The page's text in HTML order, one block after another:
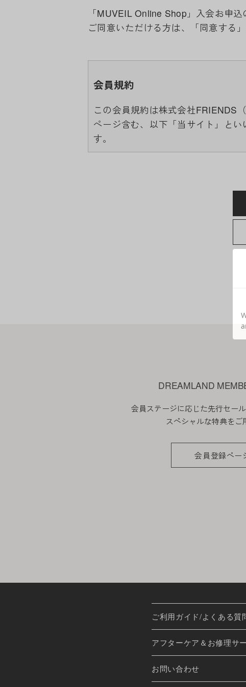
「MUVEIL Online Shop」入会お申
ご同意いただける方は、「同意する
会員規約
この会員規約は株式会社FRIENDS
ページ含む、以下「当サイト」と
す。
ート範囲外となる為、各リンク先
1. 当社は、会員の了承を得ること
2. 前項の変更については、当サイ
1. 本規約の変更のケース以外に当
2. 前項の通知は、当サイト上に表
なお会員登録は無料です。
※ログインには、会員登録時に入力
会員のみなさまから提供された
当サイトを利用するにあたって、
に会員除名処分を受けたことがあ
また一度承認した会員であっても
個人利用以外に転用、商用する
DREAMLAND
会員ステージに応じた先行セー
スペシャルな特典をご
会員登録ペー
ご利用ガイド/よくある質
アフターケア＆お修理サ
お問い合わせ